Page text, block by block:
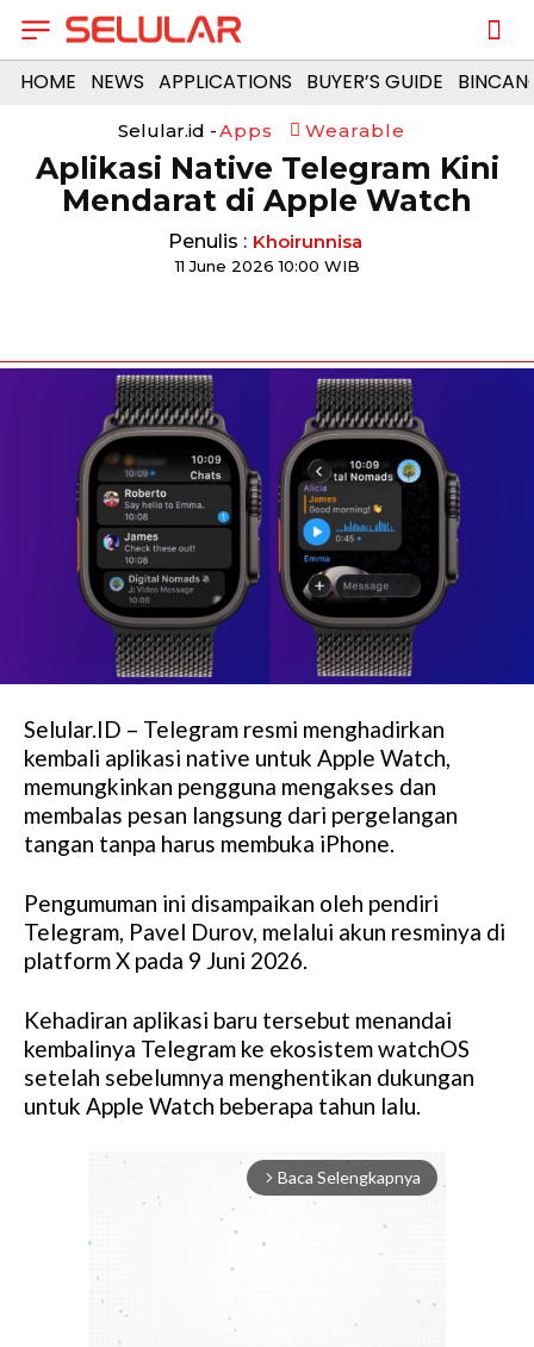
HOME NEWS APPLICATIONS BUYER’S GUIDE
Selular.id -Apps Wearable
Aplikasi Native Telegram Kini
Mendarat di Apple Watch
Penulis : Khoirunnisa
11 June 2026 10:00 WIB
Selular.ID – Telegram resmi menghadirkan
kembali aplikasi native untuk Apple Watch,
memungkinkan pengguna mengakses dan
membalas pesan langsung dari pergelangan
tangan tanpa harus membuka iPhone.
Pengumuman ini disampaikan oleh pendiri
Telegram, Pavel Durov, melalui akun resminya di
platform X pada 9 Juni 2026.
Kehadiran aplikasi baru tersebut menandai
kembalinya Telegram ke ekosistem watchOS
setelah sebelumnya menghentikan dukungan
untuk Apple Watch beberapa tahun lalu.
arrow_forward_ios Baca Selengkapnya